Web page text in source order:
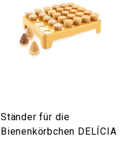
Ständer für die
Bienenkörbchen DELÍCIA